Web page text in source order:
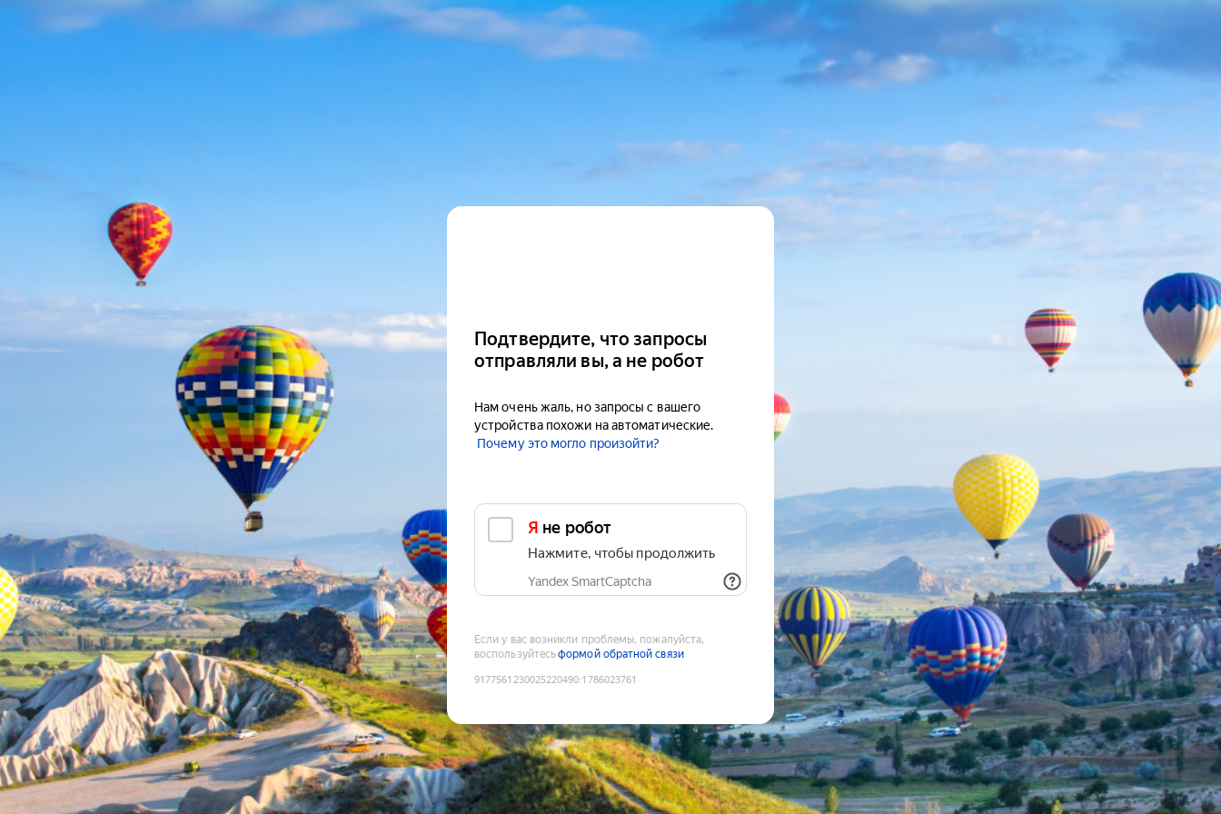
Подтвердите, что запросы
отправляли вы, а не робот
Нам очень жаль, но запросы с вашего
устройства похожи на автоматические.
Почему это могло произойти?
Я не робот
Нажмите, чтобы продолжить
Yandex SmartCaptcha
Если у вас возникли проблемы, пожалуйста,
воспользуйтесьформой обратной связи
9177561230025220490:1786023761